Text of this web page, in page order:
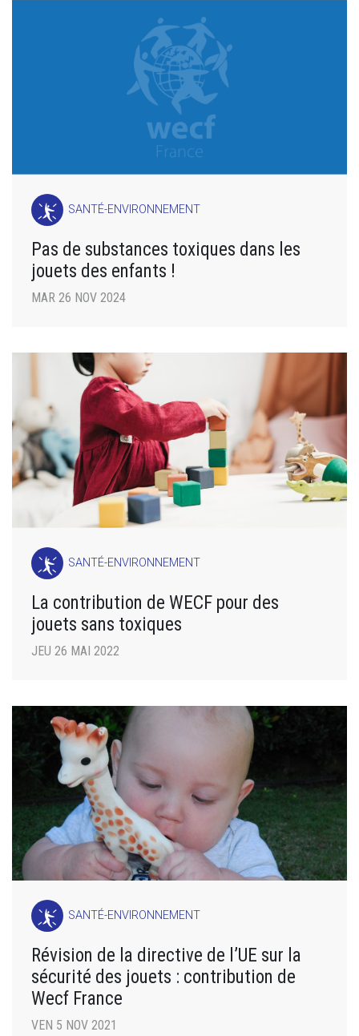
SANTÉ-ENVIRONNEMENT
Pas de substances toxiques dans les
jouets des enfants !
MAR 26 NOV 2024
SANTÉ-ENVIRONNEMENT
La contribution de WECF pour des
jouets sans toxiques
JEU 26 MAI 2022
SANTÉ-ENVIRONNEMENT
Révision de la directive de l’UE sur la
sécurité des jouets : contribution de
Wecf France
VEN 5 NOV 2021